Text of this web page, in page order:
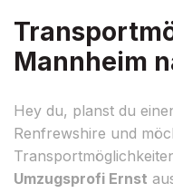
Mannheim
Hey du, planst du
Renfrewshire und
Umzugsprofi Ernst